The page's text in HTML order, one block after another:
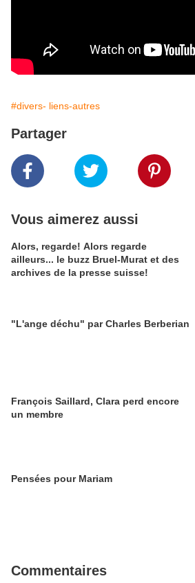
#divers- liens-autres
Partager
Vous aimerez aussi
Alors, regarde! Alors regarde
ailleurs... le buzz Bruel-Murat et des
archives de la presse suisse!
"L'ange déchu" par Charles Berberian
François Saillard, Clara perd encore
un membre
Pensées pour Mariam
Commentaires